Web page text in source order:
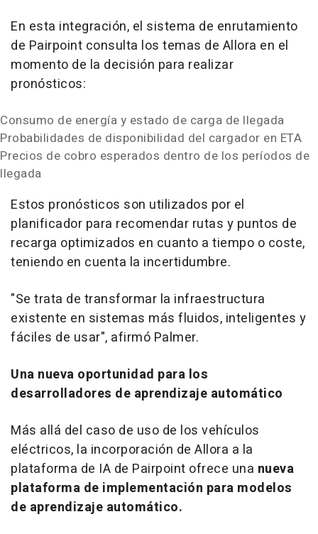
En esta integración, el sistema de enrutamiento
de Pairpoint consulta los temas de Allora en el
momento de la decisión para realizar
pronósticos:
Consumo de energía y estado de carga de llegada
Probabilidades de disponibilidad del cargador en ETA
Precios de cobro esperados dentro de los períodos de
llegada
Estos pronósticos son utilizados por el
planificador para recomendar rutas y puntos de
recarga optimizados en cuanto a tiempo o coste,
teniendo en cuenta la incertidumbre.
"Se trata de transformar la infraestructura
existente en sistemas más fluidos, inteligentes y
fáciles de usar", afirmó Palmer.
Una nueva oportunidad para los
desarrolladores de aprendizaje automático
Más allá del caso de uso de los vehículos
eléctricos, la incorporación de Allora a la
plataforma de IA de Pairpoint ofrece una nueva
plataforma de implementación para modelos
de aprendizaje automático.